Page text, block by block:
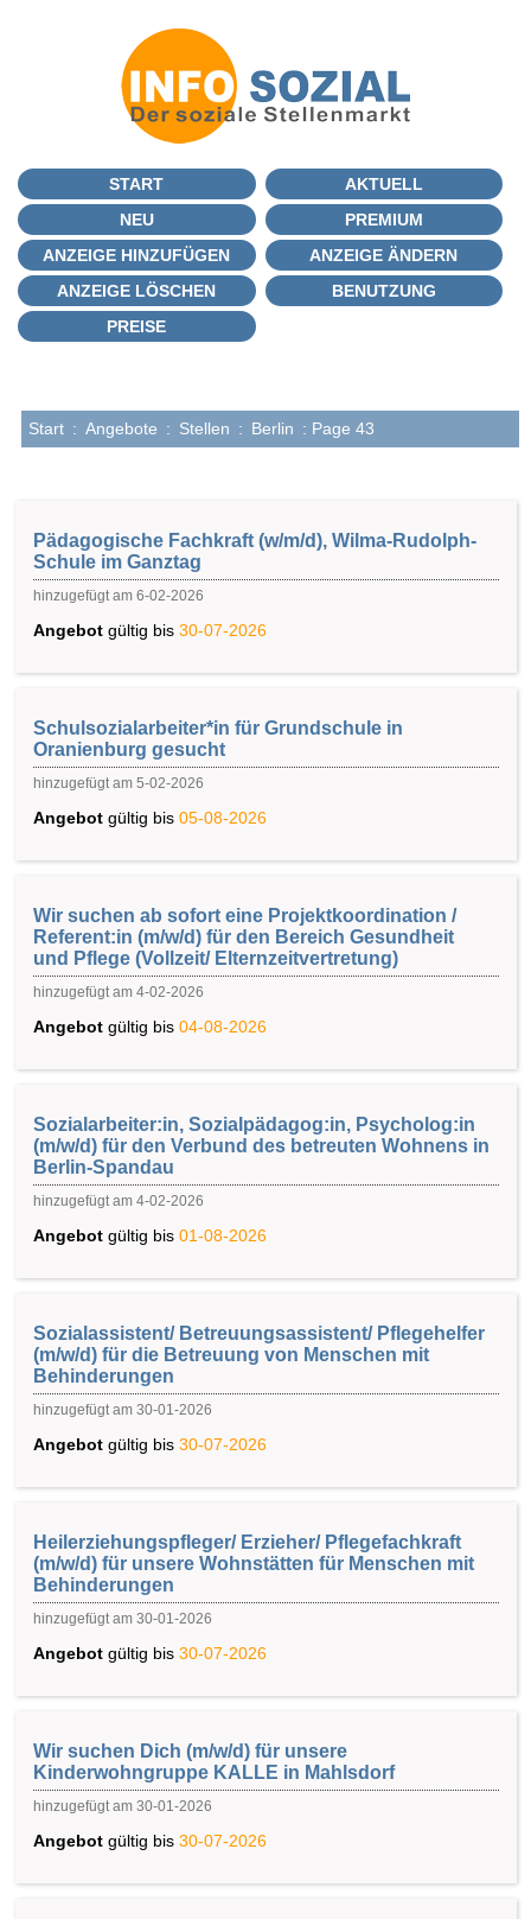
START
AKTUELL
NEU
PREMIUM
ANZEIGE HINZUFÜGEN
ANZEIGE ÄNDERN
ANZEIGE LÖSCHEN
BENUTZUNG
PREISE
Start : Angebote : Stellen : Berlin : Page 43
Pädagogische Fachkraft (w/m/d), Wilma-Rudolph-
Schule im Ganztag
hinzugefügt am 6-02-2026
Angebot gültig bis 30-07-2026
Schulsozialarbeiter*in für Grundschule in
Oranienburg gesucht
hinzugefügt am 5-02-2026
Angebot gültig bis 05-08-2026
Wir suchen ab sofort eine Projektkoordination /
Referent:in (m/w/d) für den Bereich Gesundheit
und Pflege (Vollzeit/ Elternzeitvertretung)
hinzugefügt am 4-02-2026
Angebot gültig bis 04-08-2026
Sozialarbeiter:in, Sozialpädagog:in, Psycholog:in
(m/w/d) für den Verbund des betreuten Wohnens in
Berlin-Spandau
hinzugefügt am 4-02-2026
Angebot gültig bis 01-08-2026
Sozialassistent/ Betreuungsassistent/ Pflegehelfer
(m/w/d) für die Betreuung von Menschen mit
Behinderungen
hinzugefügt am 30-01-2026
Angebot gültig bis 30-07-2026
Heilerziehungspfleger/ Erzieher/ Pflegefachkraft
(m/w/d) für unsere Wohnstätten für Menschen mit
Behinderungen
hinzugefügt am 30-01-2026
Angebot gültig bis 30-07-2026
Wir suchen Dich (m/w/d) für unsere
Kinderwohngruppe KALLE in Mahlsdorf
hinzugefügt am 30-01-2026
Angebot gültig bis 30-07-2026